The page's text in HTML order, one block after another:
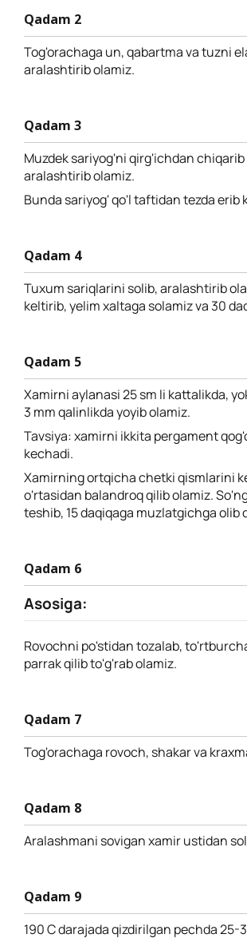
Qadam 2
Tog'orachaga un, qabartma va tuzni
aralashtirib olamiz.
Qadam 3
Muzdek sariyog'ni qirg'ichdan
aralashtirib olamiz.
Bunda sariyog' qo'l taftidan tezda
Qadam 4
Tuxum sariqlarini solib, aralashtirib
keltirib, yelim xaltaga solamiz va 30
Qadam 5
Xamirni aylanasi 25 sm li kattalikda,
3 mm qalinlikda yoyib olamiz.
Tavsiya: xamirni ikkita pergament
kechadi.
Xamirning ortqicha chetki qismlarini
o'rtasidan balandroq qilib olamiz.
teshib, 15 daqiqaga muzlatgichga olib
Qadam 6
Asosiga:
Rovochni po'stidan tozalab,
parrak qilib to'g'rab olamiz.
Qadam 7
Tog'orachaga rovoch, shakar va
Qadam 8
Aralashmani sovigan xamir ustidan
Qadam 9
190 C darajada qizdirilgan pechda